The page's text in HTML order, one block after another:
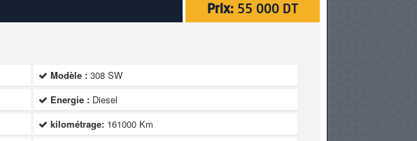
Prix: 55 000 DT
Modèle : 308 SW
Energie : Diesel
kilométrage: 161000 Km